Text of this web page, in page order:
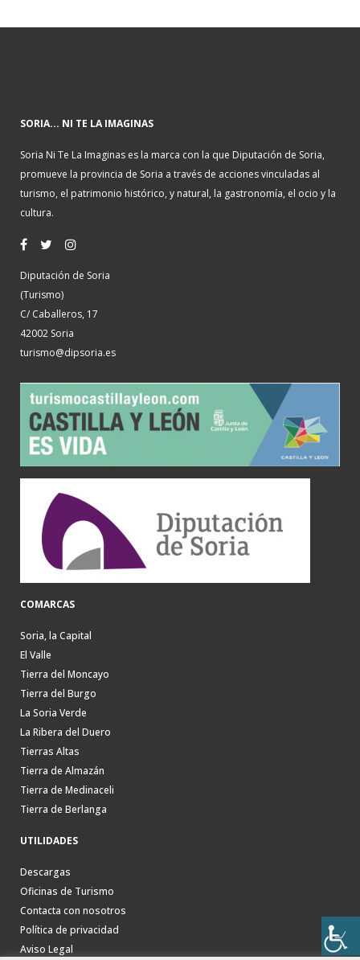
SORIA... NI TE LA IMAGINAS
Soria Ni Te La Imaginas es la marca con la que Diputación de Soria,
promueve la provincia de Soria a través de acciones vinculadas al
turismo, el patrimonio histórico, y natural, la gastronomía, el ocio y la
cultura.
Diputación de Soria
(Turismo)
C/ Caballeros, 17
42002 Soria
turismo@dipsoria.es
COMARCAS
Soria, la Capital
El Valle
Tierra del Moncayo
Tierra del Burgo
La Soria Verde
La Ribera del Duero
Tierras Altas
Tierra de Almazán
Tierra de Medinaceli
Tierra de Berlanga
UTILIDADES
Descargas
Oficinas de Turismo
Contacta con nosotros
Política de privacidad
Aviso Legal